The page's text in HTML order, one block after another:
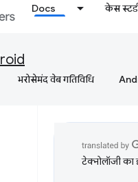
Docs केस
भरोसेमंद वेब गतिविधि
टेक्नोलॉजी का